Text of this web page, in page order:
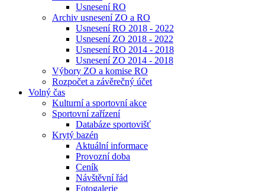
Usnesení RO
Archiv usnesení ZO a RO
Usnesení RO 2018 - 2022
Usnesení ZO 2018 - 2022
Usnesení RO 2014 - 2018
Usnesení ZO 2014 - 2018
Výbory ZO a komise RO
Rozpočet a závěrečný účet
Volný čas
Kulturní a sportovní akce
Sportovní zařízení
Databáze sportovišť
Krytý bazén
Aktuální informace
Provozní doba
Ceník
Návštěvní řád
Fotogalerie